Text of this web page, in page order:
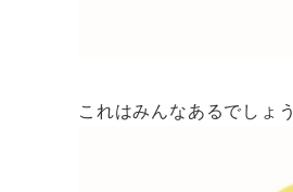
これはみんなあるでしょう